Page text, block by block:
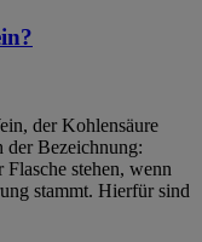
der Kohlensäure
der Bezeichnung:
stehen, wenn
stammt. Hierfür sind